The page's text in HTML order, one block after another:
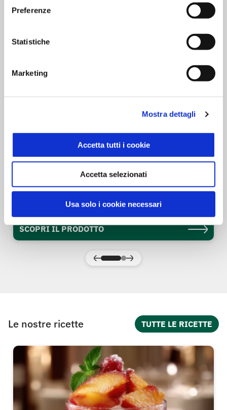
Preferenze
Statistiche
Marketing
Mostra dettagli
Accetta tutti i cookie
Accetta selezionati
Usa solo i cookie necessari
Yogurt Greco Magro Bianco 500 g
Equilibrio & Piacere
SCOPRI IL PRODOTTO
Le nostre ricette TUTTE LE RICETTE